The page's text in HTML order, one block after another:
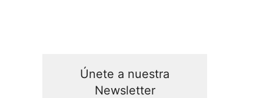
Únete a nuestra
Newsletter